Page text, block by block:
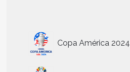
Copa América 2024